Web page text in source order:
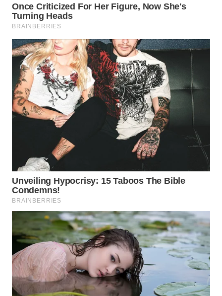
WAHANANEWS
ID
WAHANANEWS
CO ID
WAHANANEWS
NET
WAHANA
UMKM
WAHANA
SELEB
WAHANA
PERSONA
WAHANA